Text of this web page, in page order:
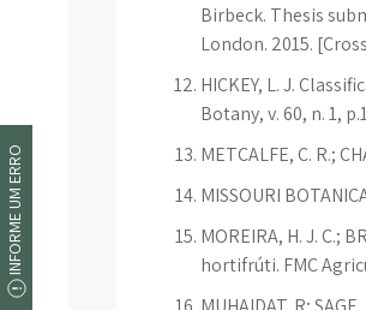
Birbeck. Thesis
London. 2015.
HICKEY, L. J.
Botany, v. 60, n. 1,
METCALFE, C. R.;
MISSOURI
MOREIRA, H. J. C.;
hortifrúti. FMC
INFORME UM ERRO